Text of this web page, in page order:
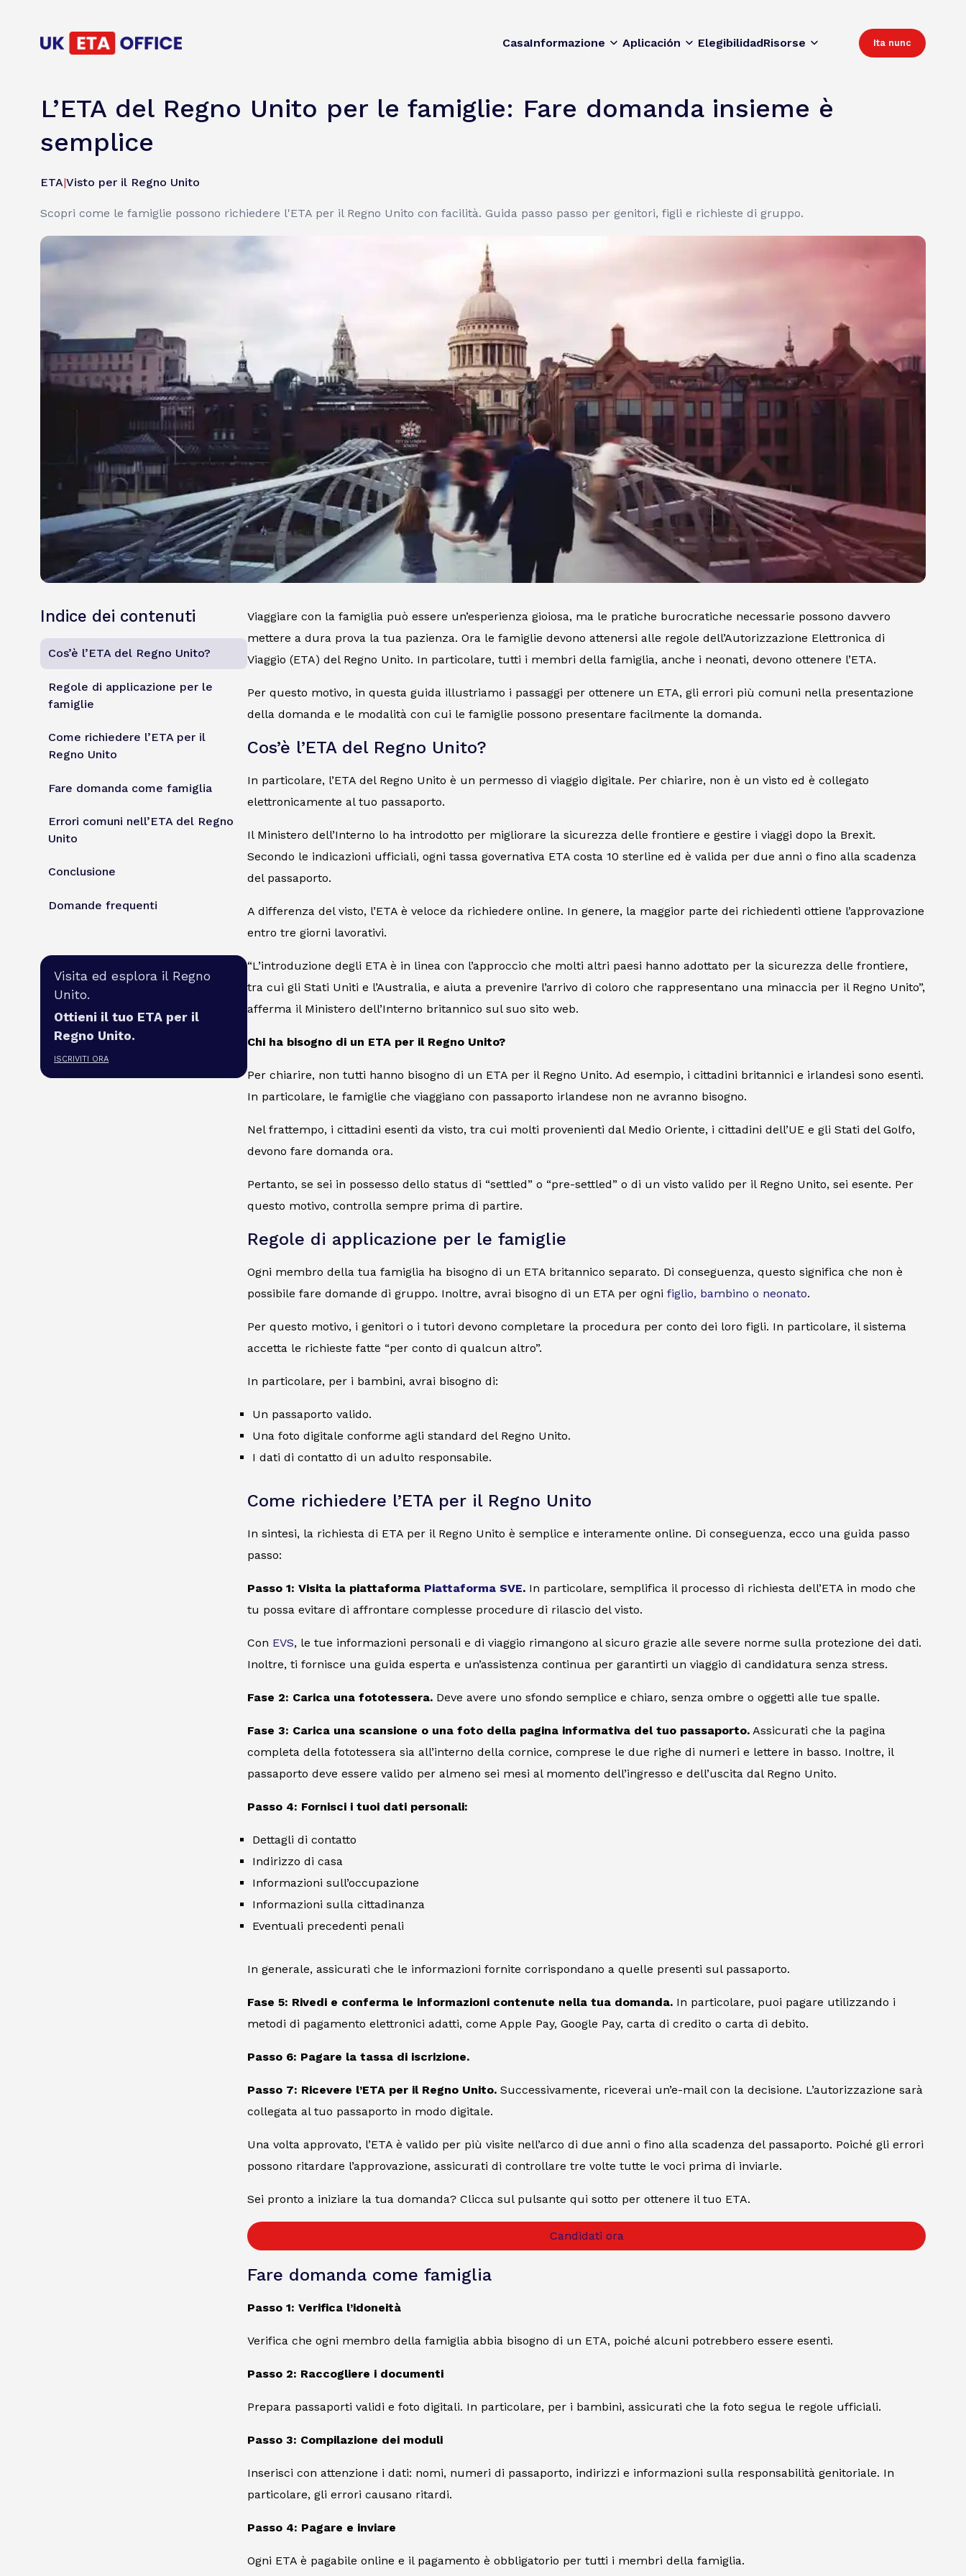
CasaInformazione Aplicación ElegibilidadRisorse Ita nunc
L’ETA del Regno Unito per le famiglie: Fare domanda insieme è
semplice
ETA|Visto per il Regno Unito
Scopri come le famiglie possono richiedere l'ETA per il Regno Unito con facilità. Guida passo passo per genitori, figli e richieste di gruppo.
Indice dei contenuti
Cos’è l’ETA del Regno Unito?
Regole di applicazione per le
famiglie
Come richiedere l’ETA per il
Regno Unito
Fare domanda come famiglia
Errori comuni nell’ETA del Regno
Unito
Conclusione
Domande frequenti
Visita ed esplora il Regno
Unito.
Ottieni il tuo ETA per il
Regno Unito.
ISCRIVITI ORA
Viaggiare con la famiglia può essere un’esperienza gioiosa, ma le pratiche burocratiche necessarie possono davvero
mettere a dura prova la tua pazienza. Ora le famiglie devono attenersi alle regole dell’Autorizzazione Elettronica di
Viaggio (ETA) del Regno Unito. In particolare, tutti i membri della famiglia, anche i neonati, devono ottenere l’ETA.
Per questo motivo, in questa guida illustriamo i passaggi per ottenere un ETA, gli errori più comuni nella presentazione
della domanda e le modalità con cui le famiglie possono presentare facilmente la domanda.
Cos’è l’ETA del Regno Unito?
In particolare, l’ETA del Regno Unito è un permesso di viaggio digitale. Per chiarire, non è un visto ed è collegato
elettronicamente al tuo passaporto.
Il Ministero dell’Interno lo ha introdotto per migliorare la sicurezza delle frontiere e gestire i viaggi dopo la Brexit.
Secondo le indicazioni ufficiali, ogni tassa governativa ETA costa 10 sterline ed è valida per due anni o fino alla scadenza
del passaporto.
A differenza del visto, l’ETA è veloce da richiedere online. In genere, la maggior parte dei richiedenti ottiene l’approvazione
entro tre giorni lavorativi.
“L’introduzione degli ETA è in linea con l’approccio che molti altri paesi hanno adottato per la sicurezza delle frontiere,
tra cui gli Stati Uniti e l’Australia, e aiuta a prevenire l’arrivo di coloro che rappresentano una minaccia per il Regno Unito”,
afferma il Ministero dell’Interno britannico sul suo sito web.
Chi ha bisogno di un ETA per il Regno Unito?
Per chiarire, non tutti hanno bisogno di un ETA per il Regno Unito. Ad esempio, i cittadini britannici e irlandesi sono esenti.
In particolare, le famiglie che viaggiano con passaporto irlandese non ne avranno bisogno.
Nel frattempo, i cittadini esenti da visto, tra cui molti provenienti dal Medio Oriente, i cittadini dell’UE e gli Stati del Golfo,
devono fare domanda ora.
Pertanto, se sei in possesso dello status di “settled” o “pre-settled” o di un visto valido per il Regno Unito, sei esente. Per
questo motivo, controlla sempre prima di partire.
Regole di applicazione per le famiglie
Ogni membro della tua famiglia ha bisogno di un ETA britannico separato. Di conseguenza, questo significa che non è
possibile fare domande di gruppo. Inoltre, avrai bisogno di un ETA per ogni figlio, bambino o neonato.
Per questo motivo, i genitori o i tutori devono completare la procedura per conto dei loro figli. In particolare, il sistema
accetta le richieste fatte “per conto di qualcun altro”.
In particolare, per i bambini, avrai bisogno di:
Un passaporto valido.
Una foto digitale conforme agli standard del Regno Unito.
I dati di contatto di un adulto responsabile.
Come richiedere l’ETA per il Regno Unito
In sintesi, la richiesta di ETA per il Regno Unito è semplice e interamente online. Di conseguenza, ecco una guida passo
passo:
Passo 1: Visita la piattaforma Piattaforma SVE. In particolare, semplifica il processo di richiesta dell’ETA in modo che
tu possa evitare di affrontare complesse procedure di rilascio del visto.
Con EVS, le tue informazioni personali e di viaggio rimangono al sicuro grazie alle severe norme sulla protezione dei dati.
Inoltre, ti fornisce una guida esperta e un’assistenza continua per garantirti un viaggio di candidatura senza stress.
Fase 2: Carica una fototessera. Deve avere uno sfondo semplice e chiaro, senza ombre o oggetti alle tue spalle.
Fase 3: Carica una scansione o una foto della pagina informativa del tuo passaporto. Assicurati che la pagina
completa della fototessera sia all’interno della cornice, comprese le due righe di numeri e lettere in basso. Inoltre, il
passaporto deve essere valido per almeno sei mesi al momento dell’ingresso e dell’uscita dal Regno Unito.
Passo 4: Fornisci i tuoi dati personali:
Dettagli di contatto
Indirizzo di casa
Informazioni sull’occupazione
Informazioni sulla cittadinanza
Eventuali precedenti penali
In generale, assicurati che le informazioni fornite corrispondano a quelle presenti sul passaporto.
Fase 5: Rivedi e conferma le informazioni contenute nella tua domanda. In particolare, puoi pagare utilizzando i
metodi di pagamento elettronici adatti, come Apple Pay, Google Pay, carta di credito o carta di debito.
Passo 6: Pagare la tassa di iscrizione.
Passo 7: Ricevere l’ETA per il Regno Unito. Successivamente, riceverai un’e-mail con la decisione. L’autorizzazione sarà
collegata al tuo passaporto in modo digitale.
Una volta approvato, l’ETA è valido per più visite nell’arco di due anni o fino alla scadenza del passaporto. Poiché gli errori
possono ritardare l’approvazione, assicurati di controllare tre volte tutte le voci prima di inviarle.
Sei pronto a iniziare la tua domanda? Clicca sul pulsante qui sotto per ottenere il tuo ETA.
Candidati ora
Fare domanda come famiglia
Passo 1: Verifica l’idoneità
Verifica che ogni membro della famiglia abbia bisogno di un ETA, poiché alcuni potrebbero essere esenti.
Passo 2: Raccogliere i documenti
Prepara passaporti validi e foto digitali. In particolare, per i bambini, assicurati che la foto segua le regole ufficiali.
Passo 3: Compilazione dei moduli
Inserisci con attenzione i dati: nomi, numeri di passaporto, indirizzi e informazioni sulla responsabilità genitoriale. In
particolare, gli errori causano ritardi.
Passo 4: Pagare e inviare
Ogni ETA è pagabile online e il pagamento è obbligatorio per tutti i membri della famiglia.